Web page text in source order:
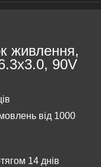
живлення,
90V
від 1000
14 днів